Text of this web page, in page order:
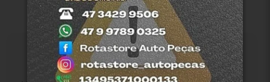
Especificações